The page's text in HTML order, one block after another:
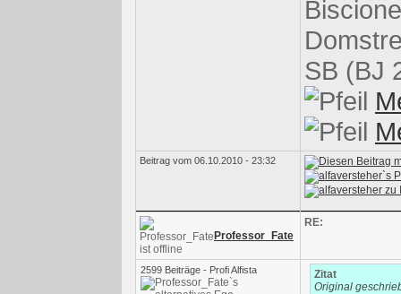
SB (BJ
Beitrag vom 06.10.2010 - 23:32
Professor_Fate
RE:
2599 Beiträge - Profi Alfista
Zitat
Original